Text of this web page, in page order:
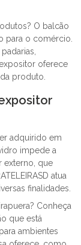
O balcão
para o comércio.
oferece
produto.
adquirido em
impede a
externo, que
atua
finalidades.
Conheça
que está
ambientes